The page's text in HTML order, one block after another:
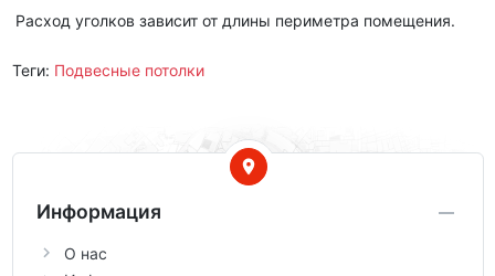
Расход уголков зависит от длины периметра помещения.
Теги: Подвесные потолки
Информация
О нас